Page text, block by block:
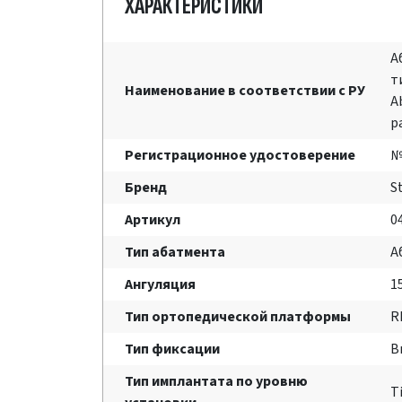
Наименование в соответствии с РУ
Регистрационное удостоверение
№
Бренд
Артикул
Тип абатмента
Ангуляция
Тип ортопедической платформы
Тип фиксации
Тип имплантата по уровню